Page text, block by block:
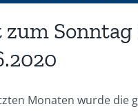
Sonntag
Monaten wurde die